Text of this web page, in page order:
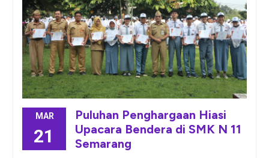
MAR
21
Puluhan Penghargaan Hiasi
Upacara Bendera di SMK N 11
Semarang